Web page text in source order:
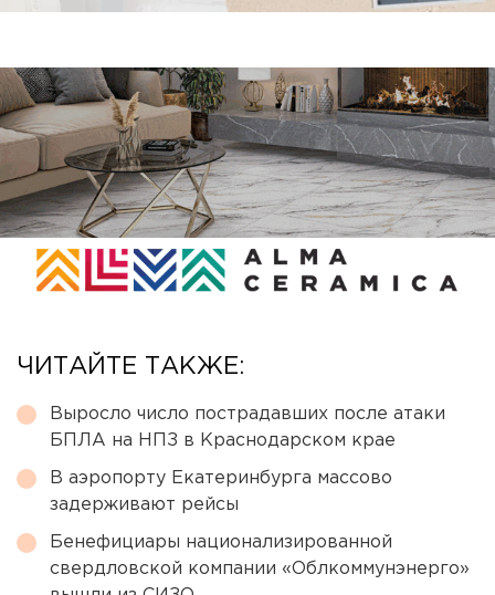
ЧИТАЙТЕ ТАКЖЕ:
Выросло число пострадавших после атаки
БПЛА на НПЗ в Краснодарском крае
В аэропорту Екатеринбурга массово
задерживают рейсы
Бенефициары национализированной
свердловской компании «Облкоммунэнерго»